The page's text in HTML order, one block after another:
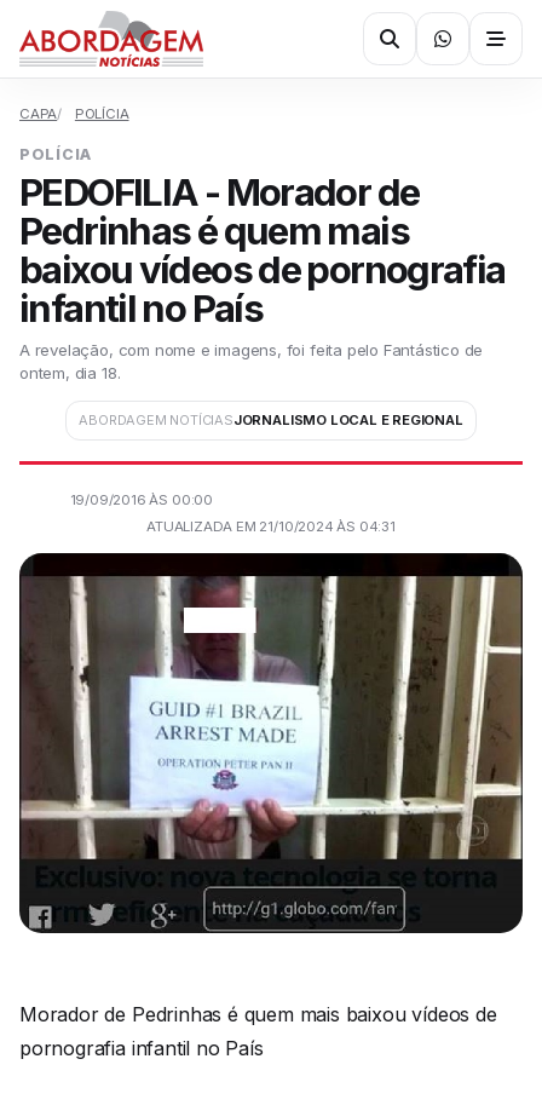
CAPA POLÍCIA
POLÍCIA
PEDOFILIA - Morador de
Pedrinhas é quem mais
baixou vídeos de pornografia
infantil no País
A revelação, com nome e imagens, foi feita pelo Fantástico de
ontem, dia 18.
ABORDAGEM NOTÍCIASJORNALISMO LOCAL E REGIONAL
19/09/2016 ÀS 00:00
ATUALIZADA EM 21/10/2024 ÀS 04:31
Morador de Pedrinhas é quem mais baixou vídeos de
pornografia infantil no País